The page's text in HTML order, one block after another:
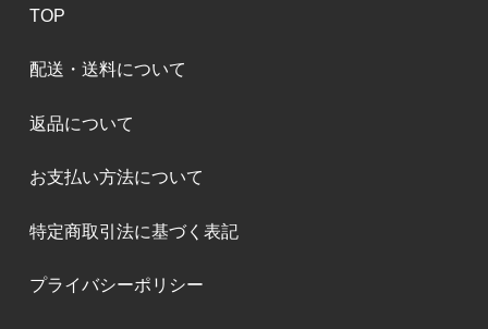
TOP
配送・送料について
返品について
お支払い方法について
特定商取引法に基づく表記
プライバシーポリシー